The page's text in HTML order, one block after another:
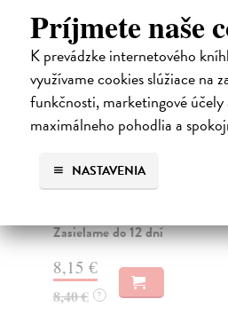
Príjmete naše
K prevádzke internetového
využívame cookies slúžiace na
funkčnosti, marketingové účely
maximálneho pohodlia a
NASTAVENIA
Revolver Revue 115
Časopis o literatuře a výtvarném
pozoruhodného díla Leonida
Zasielame do 12 dní
8,15 €
8,40 € ?